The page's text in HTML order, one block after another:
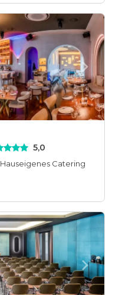
5,0
Hauseigenes Catering